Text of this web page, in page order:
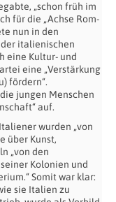
„schon früh im
für die „Achse Rom-
nun in den
italienischen
eine Kultur- und
eine „Verstärkung
fördern“.
jungen Menschen
auf.
wurden „von
über Kunst,
„von den
Kolonien und
Somit war klar:
sie Italien zu